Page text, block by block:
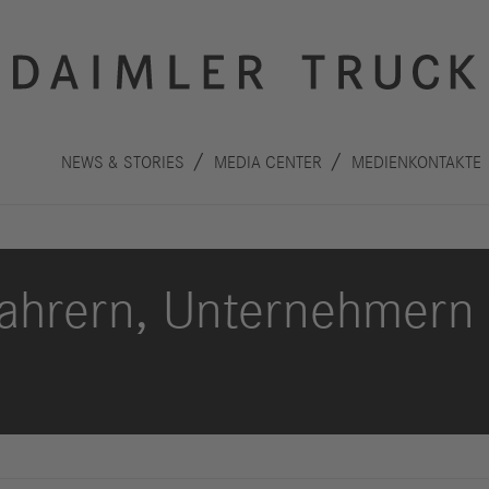
NEWS & STORIES MEDIA CENTER MEDIENKONTAKTE
Unternehmern